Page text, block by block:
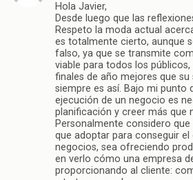
Hola Javier,
Desde luego que las
Respeto la moda actual
es totalmente cierto, aunque
falso, ya que se transmite
viable para todos los
finales de año mejores que
siempre es así. Bajo mi punto
ejecución de un negocio es
planificación y creer más que
Personalmente considero
que adoptar para conseguir
negocios, sea ofreciendo
en verlo cómo una empresa
proporcionando al cliente: